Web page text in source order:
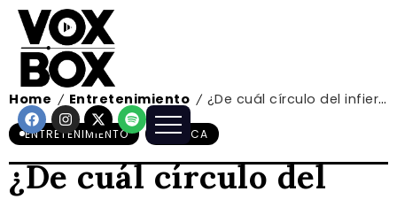
Home / Entretenimiento / ¿De cuál círculo del infierno surgió el Trap?
ENTRETENIMIENTO MÚSICA
¿De cuál círculo del